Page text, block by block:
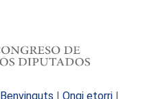
Benvinguts | Ongi etorri |